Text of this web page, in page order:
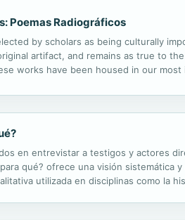
Poemas Radiográficos
by scholars as being culturally
artifact, and remains as true to
works have been housed in our
en entrevistar a testigos y actores
qué? ofrece una visión sistemática
utilizada en disciplinas como la